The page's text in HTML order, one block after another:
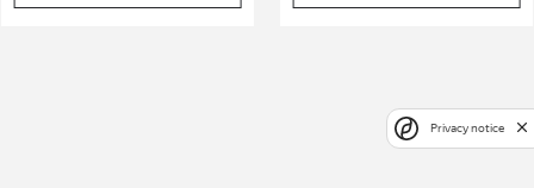
Privacy notice